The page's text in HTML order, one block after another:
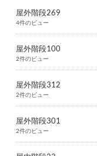
屋外階段269
4件のビュー
屋外階段100
2件のビュー
屋外階段312
2件のビュー
屋外階段301
2件のビュー